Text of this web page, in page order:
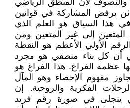
والتصوف لأن المنطق الرياضي
يرفض المشاركة في قوانين
هذا السياق هو العلم الذي
إلى غير المتعين ومن
الأولي الأعظم هو النقطة
أن كل بناء منطقي هو مجرد
عظمة الفراغ. هذا الفراغ هو
مفهوم الإحصاء وهو المآل
الفكرية والروحية. إن
يتجلى في صورة رقم فريد